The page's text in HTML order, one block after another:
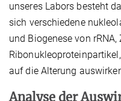
unseres Labors besteht
sich verschiedene
und Biogenese von
auf die Alterung
Analyse der